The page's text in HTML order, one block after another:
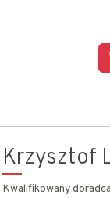
Krzysztof
Kwalifikowany